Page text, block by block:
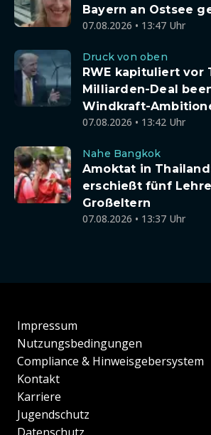
Bayern an Ostsee
07.08.2026 • 13:47 Uhr
Druck von oben
RWE kapituliert vor
Milliarden-Deal
Windkraft-
07.08.2026 • 13:42 Uhr
Nahe Bangkok
Amoktat in
erschießt fünf
Großeltern
07.08.2026 • 13:37 Uhr
Impressum
Nutzungsbedingungen
Compliance & Hinweisgebersystem
Kontakt
Karriere
Jugendschutz